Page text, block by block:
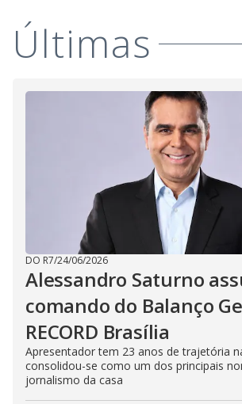
o
Últimas
DO R7/24/06/2026
Alessandro Saturno
comando do Balanço
RECORD Brasília
Apresentador tem 23 anos de trajetória
consolidou-se como um dos principais
jornalismo da casa